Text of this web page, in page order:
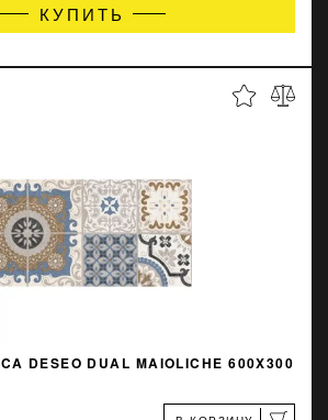
КУПИТЬ
DESEO DUAL MAIOLICHE 600X300